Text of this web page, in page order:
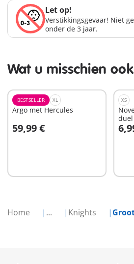
Home ... Knights
Let op!
Verstikkingsgevaar! Niet
onder de 3 jaar.
Wat u misschien
BESTSELLER XL
Argo met Hercules
59,99 €
In winkelwagen
XS
duel